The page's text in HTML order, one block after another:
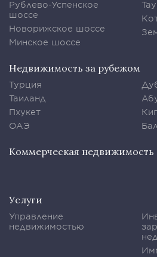
Рублево-Успенское
шоссе
Новорижское шоссе
Минское шоссе
Недвижимость за рубежом
Турция
Таиланд
Пхукет
ОАЭ
Коммерческая недвижимость
Услуги
Управление
недвижимостью